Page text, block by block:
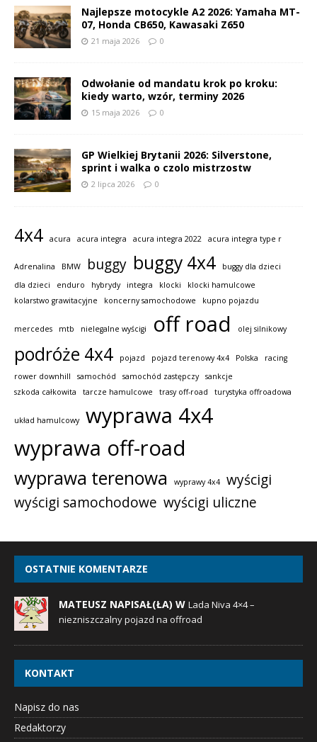
Najlepsze motocykle A2 2026: Yamaha MT-
07, Honda CB650, Kawasaki Z650
21 maja 2026 0
Odwołanie od mandatu krok po kroku:
kiedy warto, wzór, terminy 2026
15 maja 2026 0
GP Wielkiej Brytanii 2026: Silverstone,
sprint i walka o czolo mistrzostw
2 lipca 2026 0
4x4 acura acura integra acura integra 2022 acura integra type r
Adrenalina BMW buggy buggy 4x4
buggy dla dzieci
dla dzieci
enduro hybrydy integra klocki
klocki hamulcowe
kolarstwo grawitacyjne
koncerny samochodowe kupno pojazdu
mercedes mtb nielegalne wyścigi off road olej silnikowy
podróże 4x4 pojazd pojazd terenowy 4x4 Polska
racing
rower downhill
samochód samochód zastępczy
sankcje
szkoda całkowita
tarcze hamulcowe trasy off-road turystyka offroadowa
układ hamulcowy
wyprawa 4x4
wyprawa off-road
wyprawa terenowa wyprawy 4x4
wyścigi
wyścigi samochodowe wyścigi uliczne
OSTATNIE KOMENTARZE
MATEUSZ NAPISAŁ(ŁA) W Lada Niva 4×4 –
niezniszczalny pojazd na offroad
KONTAKT
Napisz do nas
Redaktorzy